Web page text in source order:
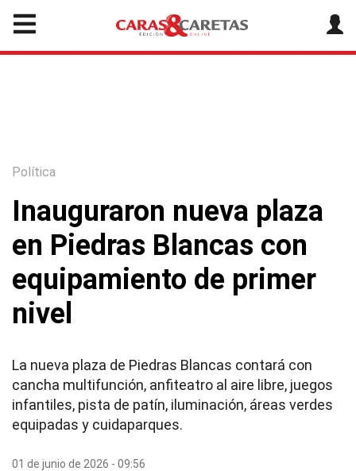
Política
Inauguraron nueva plaza
en Piedras Blancas con
equipamiento de primer
nivel
La nueva plaza de Piedras Blancas contará con
cancha multifunción, anfiteatro al aire libre, juegos
infantiles, pista de patín, iluminación, áreas verdes
equipadas y cuidaparques.
01 de junio de 2026 - 09:56